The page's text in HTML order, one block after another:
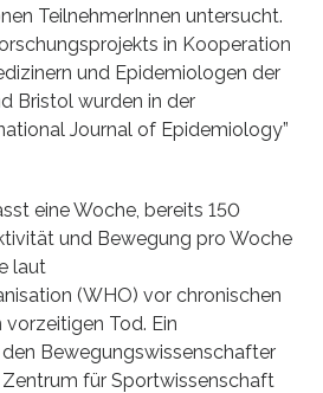
TeilnehmerInnen untersucht.
in Kooperation
und Epidemiologen der
Bristol wurden in der
Journal of Epidemiology”
eine Woche, bereits 150
und Bewegung pro Woche
laut
(WHO) vor chronischen
Tod. Ein
Bewegungswissenschafter
für Sportwissenschaft